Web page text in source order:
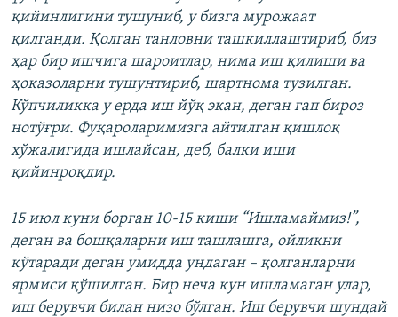
қийинлигини тушуниб, у бизга мурожаат
қилганди. Қолган танловни ташкиллаштириб, биз
ҳар бир ишчига шароитлар, нима иш қилиши ва
ҳоказоларни тушунтириб, шартнома тузилган.
Кўпчиликка у ерда иш йўқ экан, деган гап бироз
нотўғри. Фуқароларимизга айтилган қишлоқ
хўжалигида ишлайсан, деб, балки иши
қийинроқдир.
15 июл куни борган 10-15 киши “Ишламаймиз!”,
деган ва бошқаларни иш ташлашга, ойликни
кўтаради деган умидда ундаган – қолганларни
ярмиси қўшилган. Бир неча кун ишламаган улар,
иш берувчи билан низо бўлган. Иш берувчи шундай